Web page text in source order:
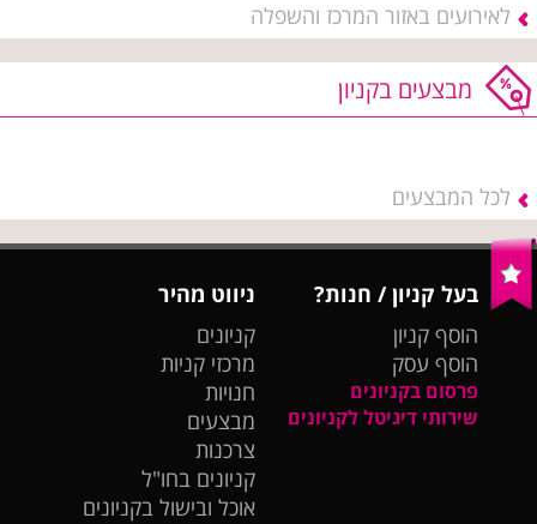
לאירועים באזור המרכז והשפלה
מבצעים בקניון
לכל המבצעים
בעל קניון / חנות?
הוסף קניון
הוסף עסק
פרסום בקניונים
שירותי דיגיטל לקניונים
ניווט מהיר
קניונים
מרכזי קניות
חנויות
מבצעים
צרכנות
קניונים בחו"ל
אוכל ובישול בקניונים